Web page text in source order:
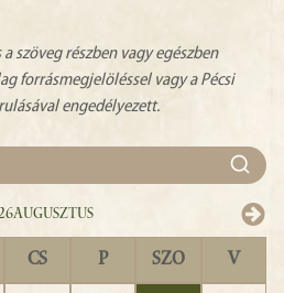
szöveg részben vagy egészben
forrásmegjelöléssel vagy a Pécsi
engedélyezett.
Augusztus
CS P SZO V